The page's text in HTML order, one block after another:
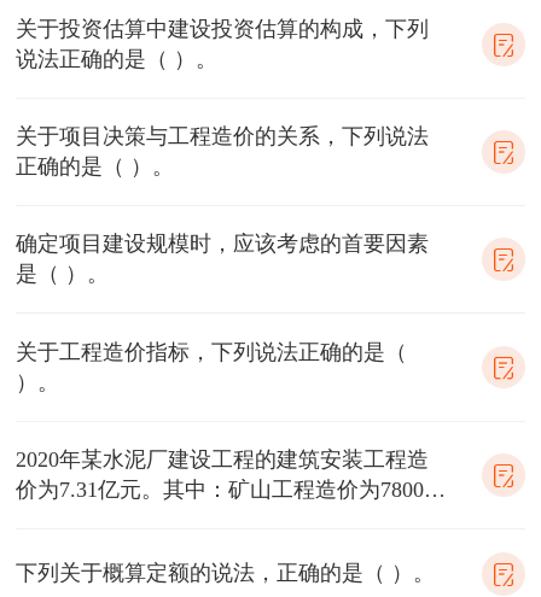
关于投资估算中建设投资估算的构成，下列
说法正确的是（ ）。
关于项目决策与工程造价的关系，下列说法
正确的是（ ）。
确定项目建设规模时，应该考虑的首要因素
是（ ）。
关于工程造价指标，下列说法正确的是（
）。
2020年某水泥厂建设工程的建筑安装工程造
价为7.31亿元。其中：矿山工程造价为7800万
下列关于概算定额的说法，正确的是（ ）。